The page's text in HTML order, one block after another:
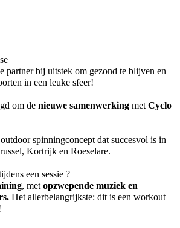
partner bij uitstek om gezond te blijven en
in een leuke sfeer!
om de nieuwe samenwerking met Cyclo
spinningconcept dat succesvol is in
Kortrijk en Roeselare.
een sessie ?
, met opzwepende muziek en
Het allerbelangrijkste: dit is een workout